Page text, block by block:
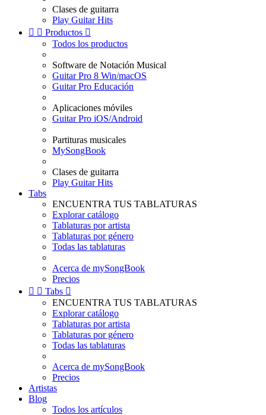
Clases de guitarra
Play Guitar Hits
  Productos 
Todos los productos
Software de Notación Musical
Guitar Pro 8 Win/macOS
Guitar Pro Educación
Aplicaciones móviles
Guitar Pro iOS/Android
Partituras musicales
MySongBook
Clases de guitarra
Play Guitar Hits
Tabs
ENCUENTRA TUS TABLATURAS
Explorar catálogo
Tablaturas por artista
Tablaturas por género
Todas las tablaturas
Acerca de mySongBook
Precios
  Tabs 
ENCUENTRA TUS TABLATURAS
Explorar catálogo
Tablaturas por artista
Tablaturas por género
Todas las tablaturas
Acerca de mySongBook
Precios
Artistas
Blog
Todos los artículos